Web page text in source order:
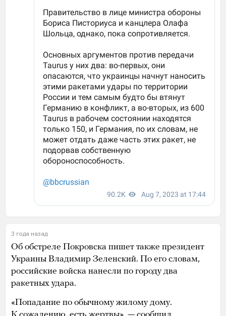
3 года назад
Об обстреле Покровска пишет также президент
Украины Владимир Зеленский. По его словам,
российские войска нанесли по городу два
ракетных удара.
«Попадание по обычному жилому дому.